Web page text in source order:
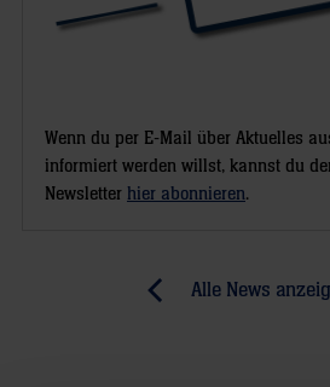
Wenn du per E-Mail über Aktuelles
informiert werden willst, kannst du
Newsletter hier abonnieren.
Alle News